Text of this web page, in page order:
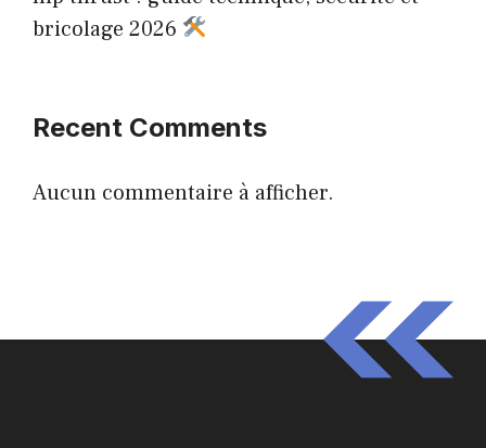
bricolage 2026
Recent Comments
Aucun commentaire à afficher.